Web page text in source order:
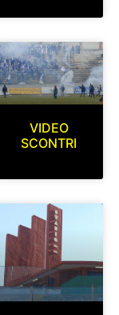
VIDEO
SCONTRI